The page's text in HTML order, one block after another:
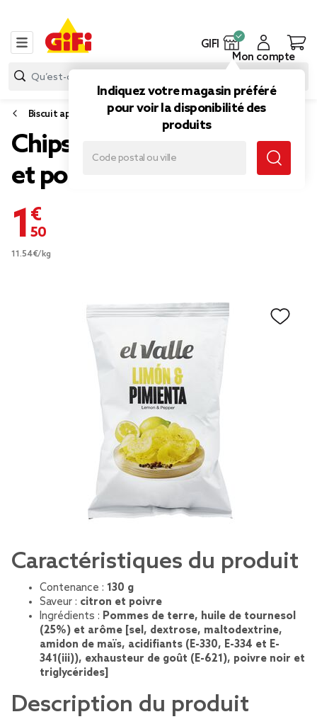
GIFI
Indiquez votre magasin préféré
pour voir la disponibilité des
produits
Mon compte
Biscuit apéritif et snack
Chips El Valle saveur citron
et poivre 130g
1,50 €
11.54€/kg
Caractéristiques du produit
Contenance : 130 g
Saveur : citron et poivre
Ingrédients : Pommes de terre, huile de tournesol
(25%) et arôme [sel, dextrose, maltodextrine,
amidon de maïs, acidifiants (E-330, E-334 et E-
341(iii)), exhausteur de goût (E-621), poivre noir et
triglycérides]
Description du produit